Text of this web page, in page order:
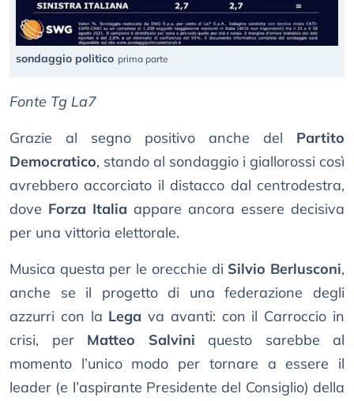
sondaggio politico prima parte
Fonte Tg La7
Grazie al segno positivo anche del Partito
Democratico, stando al sondaggio i giallorossi così
avrebbero accorciato il distacco dal centrodestra,
dove Forza Italia appare ancora essere decisiva
per una vittoria elettorale.
Musica questa per le orecchie di Silvio Berlusconi,
anche se il progetto di una federazione degli
azzurri con la Lega va avanti: con il Carroccio in
crisi, per Matteo Salvini questo sarebbe al
momento l’unico modo per tornare a essere il
leader (e l’aspirante Presidente del Consiglio) della